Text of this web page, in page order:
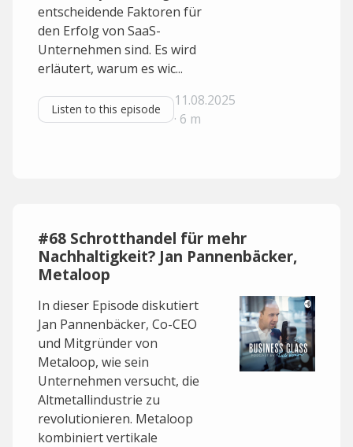
entscheidende Faktoren für
den Erfolg von SaaS-
Unternehmen sind. Es wird
erläutert, warum es wic...
Listen to this episode
11.08.2025
· 6 m
#68 Schrotthandel für mehr
Nachhaltigkeit? Jan Pannenbäcker,
Metaloop
In dieser Episode diskutiert
Jan Pannenbäcker, Co-CEO
und Mitgründer von
Metaloop, wie sein
Unternehmen versucht, die
Altmetallindustrie zu
revolutionieren. Metaloop
kombiniert vertikale